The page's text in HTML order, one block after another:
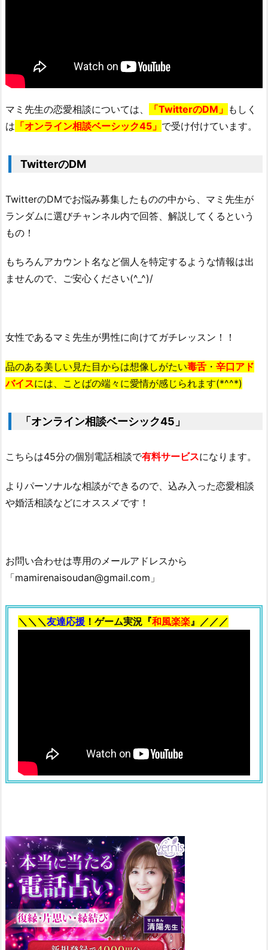
マミ先生の恋愛相談については、 「TwitterのDM」 もしく
は 「オンライン相談ベーシック45」 で受け付けています。
TwitterのDM
TwitterのDMでお悩み募集したものの中から、マミ先生が
ランダムに選びチャンネル内で回答、解説してくるという
もの！
もちろんアカウント名など個人を特定するような情報は出
ませんので、ご安心ください(^_^)/
女性であるマミ先生が男性に向けてガチレッスン！！
品のある美しい見た目からは想像しがたい毒舌 ・ 辛口アド
バイスには、ことばの端々に愛情が感じられます(*^^*)
「オンライン相談ベーシック45」
こちらは45分の個別電話相談で有料サービスになります。
よりパーソナルな相談ができるので、込み入った恋愛相談
や婚活相談などにオススメです！
お問い合わせは専用のメールアドレスから
「mamirenaisoudan@gmail.com」
＼＼＼友達応援 ！ゲーム実況『和風楽楽』／／／